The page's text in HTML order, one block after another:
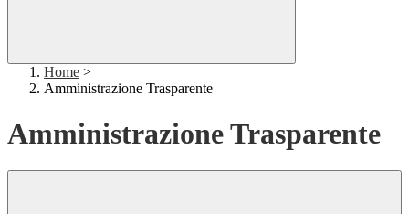
Home >
Amministrazione Trasparente
Amministrazione Trasparente